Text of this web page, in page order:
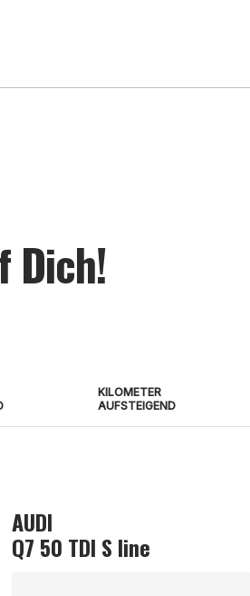
Dich!
KILOMETER
AUFSTEIGEND
AUDI
Q7 50 TDI S line